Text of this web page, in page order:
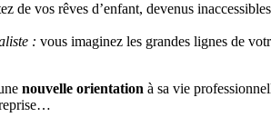
de vos rêves d’enfant, devenus
: vous imaginez les grandes lignes de
nouvelle orientation à sa vie